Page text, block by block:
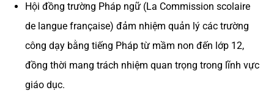
Hội đồng trường Pháp ngữ (La Commission scolaire
de langue française) đảm nhiệm quản lý các trường
công dạy bằng tiếng Pháp từ mầm non đến lớp 12,
đồng thời mang trách nhiệm quan trọng trong lĩnh vực
giáo dục.